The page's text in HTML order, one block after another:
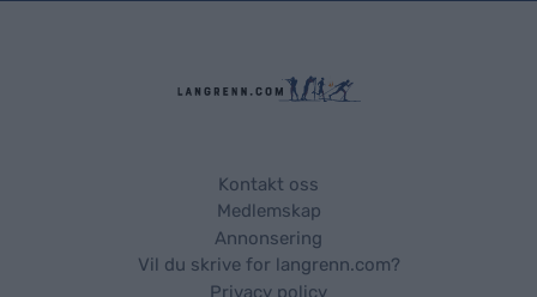
Kontakt oss
Medlemskap
Annonsering
Vil du skrive for langrenn.com?
Privacy policy